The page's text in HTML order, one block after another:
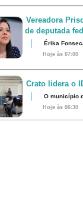
Vereadora
de deputada
Érika
Hoje às 07:00
Crato lidera o
O município
Hoje às 06:30